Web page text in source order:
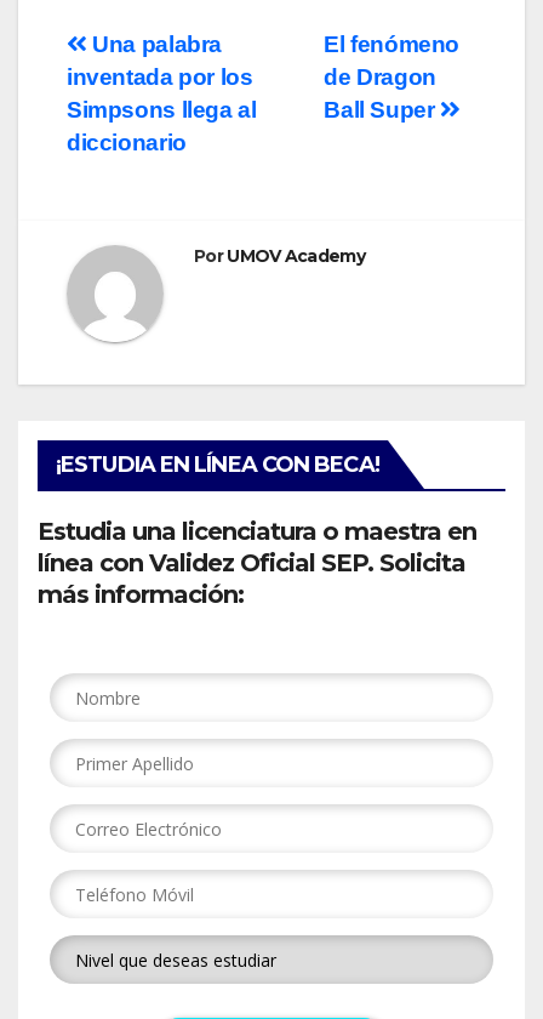
Navegación
de
entradas
El fenómeno
de Dragon
Ball Super
Una palabra
inventada por los
Simpsons llega al
diccionario
PorUMOV Academy
¡ESTUDIA EN LÍNEA CON BECA!
Estudia una licenciatura o maestra en
línea con Validez Oficial SEP. Solicita
más información: